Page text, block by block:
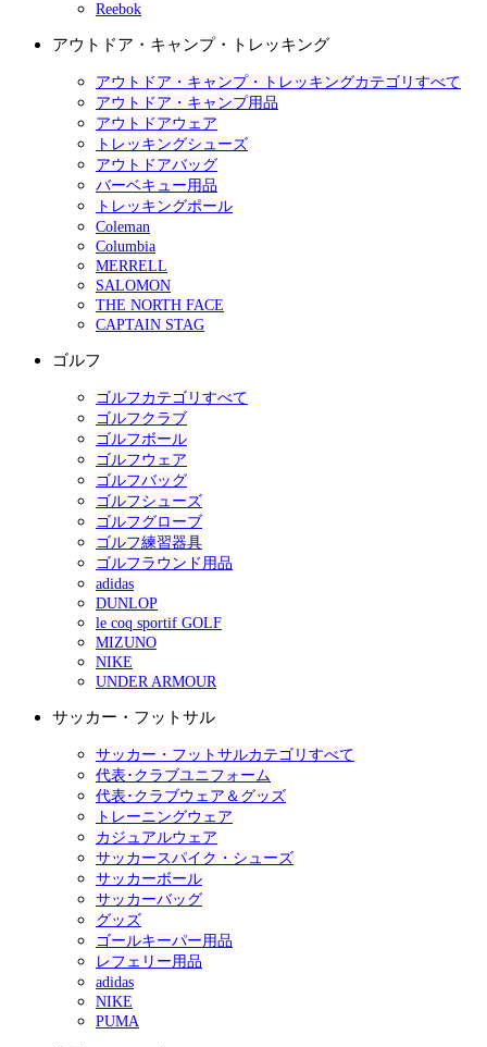
Reebok
アウトドア・キャンプ・トレッキング
アウトドア・キャンプ・トレッキングカテゴリすべて
アウトドア・キャンプ用品
アウトドアウェア
トレッキングシューズ
アウトドアバッグ
バーベキュー用品
トレッキングポール
Coleman
Columbia
MERRELL
SALOMON
THE NORTH FACE
CAPTAIN STAG
ゴルフ
ゴルフカテゴリすべて
ゴルフクラブ
ゴルフボール
ゴルフウェア
ゴルフバッグ
ゴルフシューズ
ゴルフグローブ
ゴルフ練習器具
ゴルフラウンド用品
adidas
DUNLOP
le coq sportif GOLF
MIZUNO
NIKE
UNDER ARMOUR
サッカー・フットサル
サッカー・フットサルカテゴリすべて
代表･クラブユニフォーム
代表･クラブウェア＆グッズ
トレーニングウェア
カジュアルウェア
サッカースパイク・シューズ
サッカーボール
サッカーバッグ
グッズ
ゴールキーパー用品
レフェリー用品
adidas
NIKE
PUMA